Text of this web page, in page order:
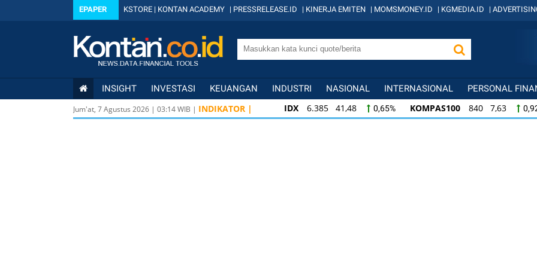
EPAPER KSTORE | KONTAN ACADEMY | PRESSRELEASE.ID | KINERJA EMITEN | MOMSMONEY.ID | KGMEDIA.ID |
INSIGHT INVESTASI KEUANGAN INDUSTRI NASIONAL INTERNASIONAL PERSONAL
Jum'at, 7 Agustus 2026 | 03:14WIB | INDIKATOR | IDX 6.385 41,48 0,65% KOMPAS100 840 7,63
KOMPAS100
840 7,63 0,92% LQ45 638 7,19 1,14%